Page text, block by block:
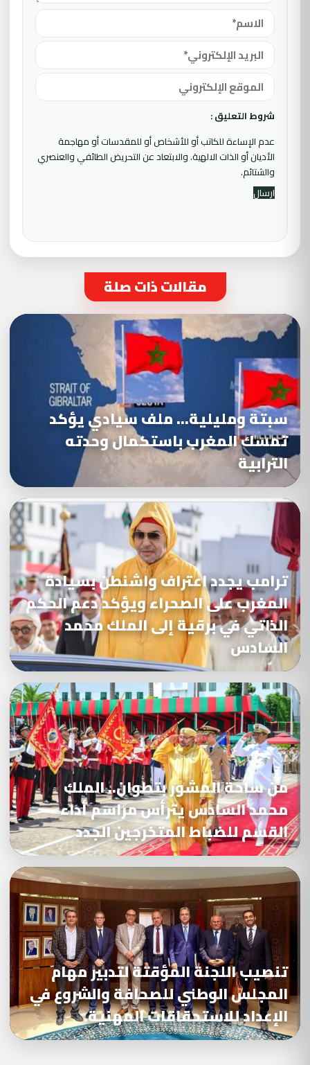
شروط التعليق :
عدم الإساءة للكاتب أو للأشخاص أو للمقدسات أو مهاجمة
الأديان أو الذات الالهية. والابتعاد عن التحريض الطائفي والعنصري
والشتائم.
مقالات ذات صلة
سبتة ومليلية… ملف سيادي يؤكد
تمسك المغرب باستكمال وحدته
الترابية
ترامب يجدد اعتراف واشنطن بسيادة
المغرب على الصحراء ويؤكد دعم الحكم
الذاتي في برقية إلى الملك محمد
السادس
من ساحة المشور بتطوان.. الملك
محمد السادس يترأس مراسم أداء
القسم للضباط المتخرجين الجدد
تنصيب اللجنة المؤقتة لتدبير مهام
المجلس الوطني للصحافة والشروع في
الإعداد للاستحقاقات المهنية.